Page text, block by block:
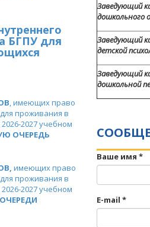
БГПУ для
, имеющих право
проживания в
2027 учебном
ОЧЕРЕДЬ
имеющих право
проживания в
2027 учебном
Заведующий
дошкольного
Заведующий
детской
Заведующий
дошкольной
Ваше имя *
E-mail *